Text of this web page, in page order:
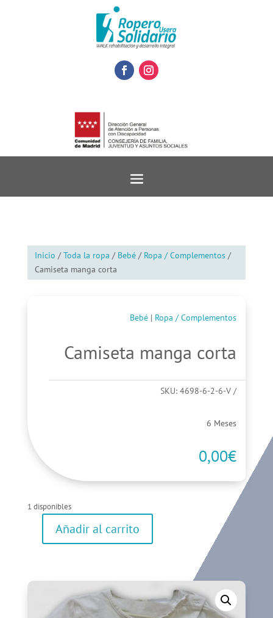
Inicio /Toda la ropa / Bebé/ Ropa / Complementos/
Camiseta manga corta
Bebé | Ropa / Complementos
Camiseta manga corta
SKU:4698-6-2-6-V
6 Meses
0,00€
1 disponibles
CamisetaAñadir al carrito